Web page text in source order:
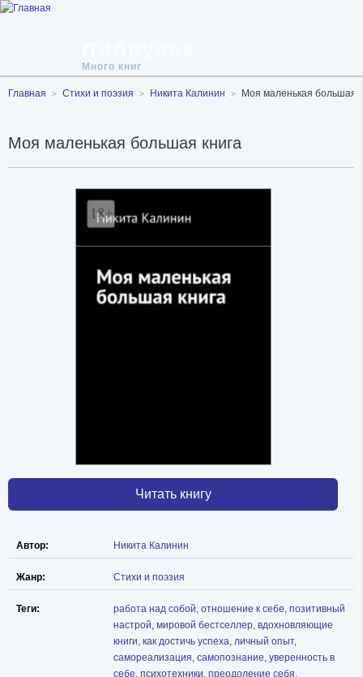
Много книг
Главная Стихи и поэзия Никита Калинин Моя маленькая большая
Моя маленькая большая книга
Читать книгу
Автор: Никита Калинин
Жанр: Стихи и поэзия
Теги: работа над собой, отношение к себе, позитивный
настрой, мировой бестселлер, вдохновляющие
книги, как достичь успеха, личный опыт,
самореализация, самопознание, уверенность в
себе, психотехники, преодоление себя,